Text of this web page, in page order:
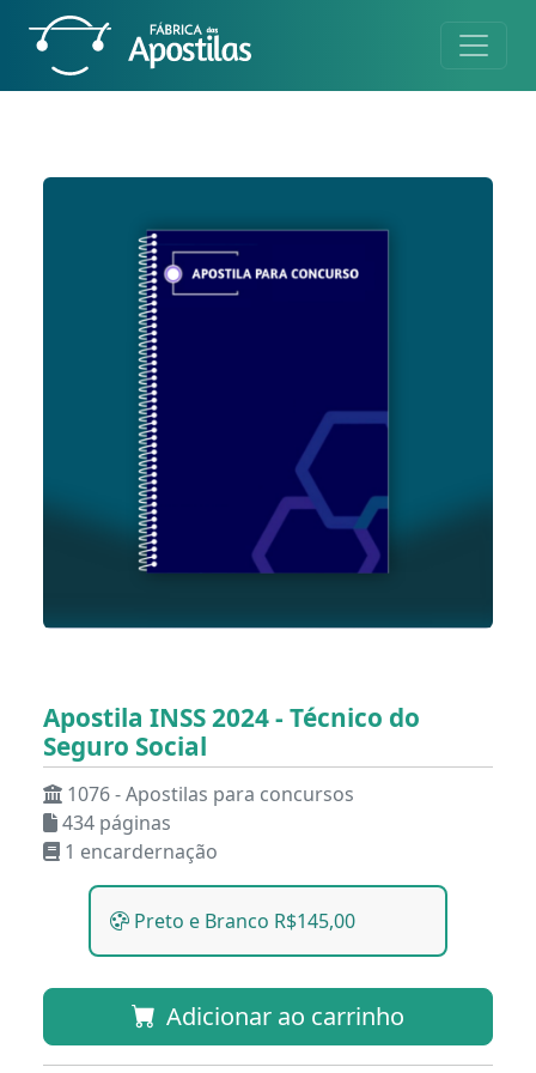
Apostila INSS 2024 - Técnico do
Seguro Social
1076 - Apostilas para concursos
434 páginas
1 encardernação
Preto e Branco R$145,00
Adicionar ao carrinho